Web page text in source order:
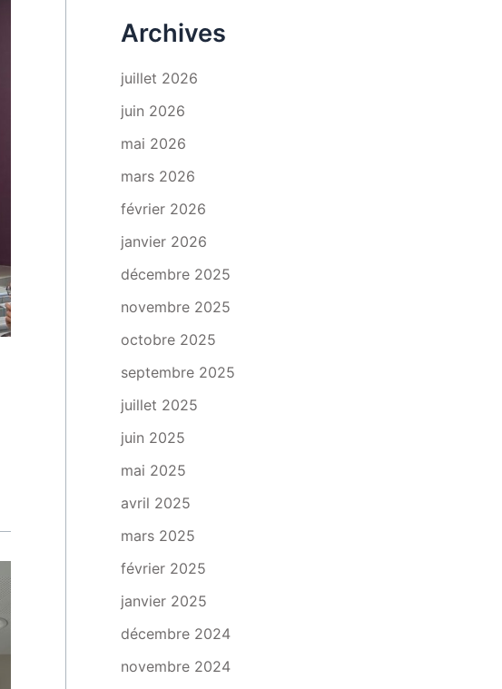
Archives
juillet 2026
juin 2026
mai 2026
mars 2026
février 2026
janvier 2026
décembre 2025
novembre 2025
octobre 2025
septembre 2025
juillet 2025
juin 2025
mai 2025
avril 2025
mars 2025
février 2025
janvier 2025
décembre 2024
novembre 2024